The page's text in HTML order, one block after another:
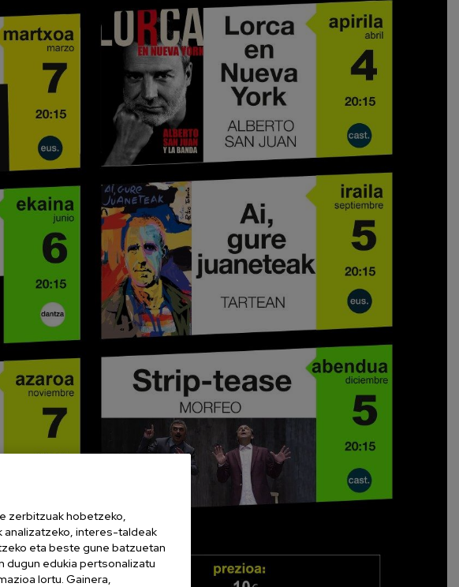
zerbitzuak hobetzeko,
interes-taldeak
eta beste gune batzuetan
dugun edukia pertsonalizatu
lortu. Gainera,